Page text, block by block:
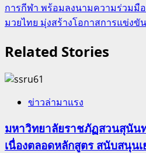
การกีฬา พร้อมลงนามความร่วม
มวยไทย มุ่งสร้างโอกาสการแข่งขั
Related Stories
ข่าวล่ามาแรง
มหาวิทยาลัยราชภัฏสวนสุนัน
เนื่องตลอดหลักสูตร สนับสนุน